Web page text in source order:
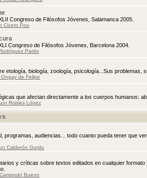
Congreso de Filósofos Jóvenes, Salamanca 2005.
Cicero Poo
Congreso de Filósofos Jóvenes, Barcelona 2004.
Pardo
etología, biología, zoología, psicología...Sus problemas,
Ongay de Felipe
que afectan directamente a los cuerpos humanos:
Robles López
programas, audiencias... todo cuanto pueda tener que
Calderón Gordo
y críticas sobre textos editados en cualquier
Bueno